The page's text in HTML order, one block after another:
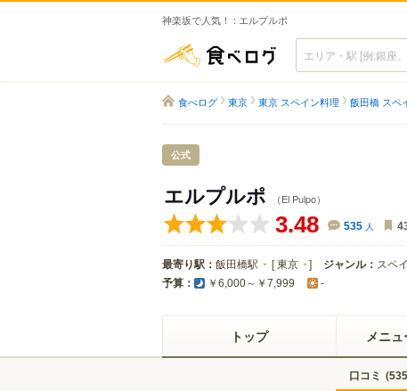
神楽坂で人気！ : エルプルポ
食べログ
食べログ 東京 東京 スペイン料理 飯田橋 スペ
公式
エルプルポ （El Pulpo）
3.48 535 人
最寄り駅： 飯田橋駅 [東京 ] ジャンル： スペ
予算： ￥6,000～￥7,999 -
トップ メニ
口コミ (535